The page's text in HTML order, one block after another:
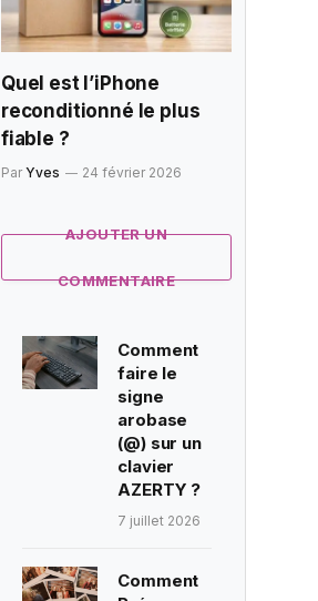
Quel est l’iPhone
reconditionné le plus
fiable ?
Par Yves 24 février 2026
AJOUTER UN
COMMENTAIRE
Comment
faire le
signe
arobase
(@) sur un
clavier
AZERTY ?
7 juillet 2026
Comment